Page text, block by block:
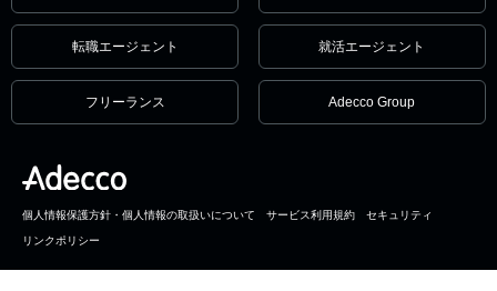
転職エージェント 就活エージェント
フリーランス Adecco Group
個人情報保護方針・個人情報の取扱いについて サービス利用規約 セキュリティ
リンクポリシー